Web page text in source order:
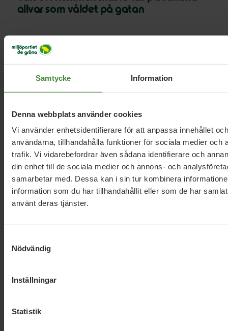
Samtycke Information
Denna webbplats använder cookies
Vi använder enhetsidentifierare för att anpassa innehållet
användarna, tillhandahålla funktioner för sociala medier och
trafik. Vi vidarebefordrar även sådana identifierare och
din enhet till de sociala medier och annons- och
samarbetar med. Dessa kan i sin tur kombinera
information som du har tillhandahållit eller som de har
använt deras tjänster.
Nödvändig
Inställningar
Statistik
allvar som våldet på gatan
19 augusti 2024
Språkrörens sommartal 2024
Läs alla nyheter
Dela denna sida och hjälp oss
attsprida vårt budskap